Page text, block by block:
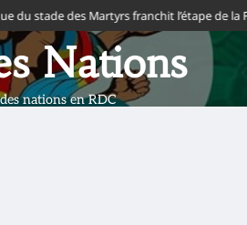
des Martyrs franchit l’étape de la FIFA
Nations
nations en RDC